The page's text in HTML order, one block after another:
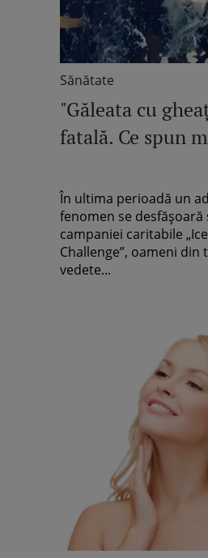
Sănătate
"Găleata cu
fatală. Ce spun
În ultima perioadă un
fenomen se desfăşoară
campaniei caritabile
Challenge”, oameni din
vedete...